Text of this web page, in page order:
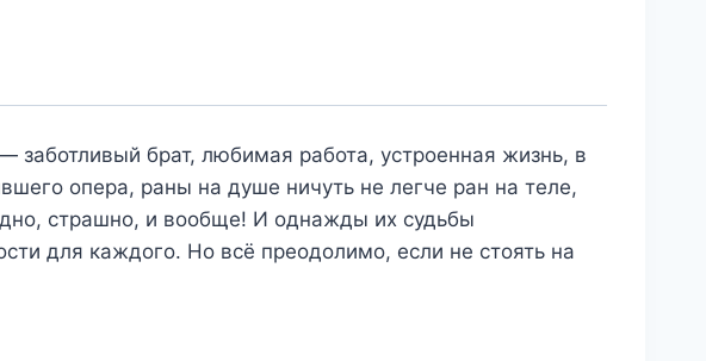
брат, любимая работа, устроенная жизнь, в
опера, раны на душе ничуть не легче ран на теле,
страшно, и вообще! И однажды их судьбы
для каждого. Но всё преодолимо, если не стоять на